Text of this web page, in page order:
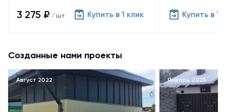
3 275 ₽ / шт Купить в 1 клик Купить в 1
Созданные нами проекты
Август 2022 Январь 2025